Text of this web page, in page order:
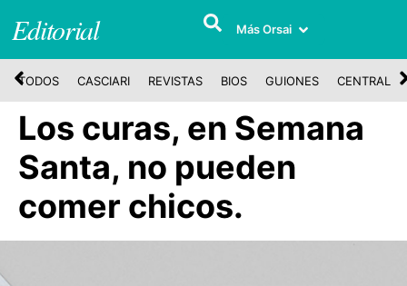
Editorial Más Orsai
TODOS CASCIARI REVISTAS BIOS GUIONES CENTRAL
Los curas, en Semana
Santa, no pueden
comer chicos.